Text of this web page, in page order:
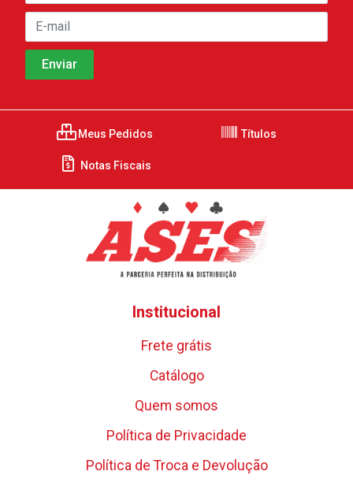
Meus Pedidos Títulos
Notas Fiscais
Institucional
Frete grátis
Catálogo
Quem somos
Política de Privacidade
Política de Troca e Devolução